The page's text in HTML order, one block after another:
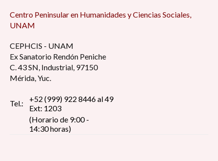
Centro Peninsular en Humanidades y Ciencias Sociales,
UNAM
CEPHCIS - UNAM
Ex Sanatorio Rendón Peniche
C. 43 SN, Industrial, 97150
Mérida, Yuc.
Tel.:
+52 (999) 922 8446 al 49
Ext: 1203
(Horario de 9:00 -
14:30 horas)